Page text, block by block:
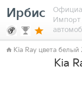
Ирбис
Импорт
Kia Ray цвета белый
Kia